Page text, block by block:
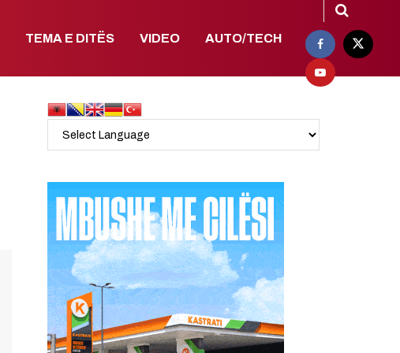
TEMA E DITËS VIDEO AUTO/TECH